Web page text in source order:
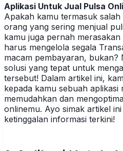
Aplikasi Untuk Jual Pulsa
Apakah kamu termasuk
orang yang sering menjual
kamu juga pernah
harus mengelola segala
macam pembayaran, bukan?
solusi yang tepat untuk
tersebut! Dalam artikel ini,
kepada kamu sebuah
memudahkan dan
onlinemu. Ayo simak artikel
ketinggalan informasi terkini!